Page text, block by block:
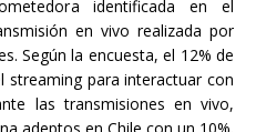
identificada en el
en vivo realizada por
Según la encuesta, el 12% de
streaming para interactuar con
las transmisiones en vivo,